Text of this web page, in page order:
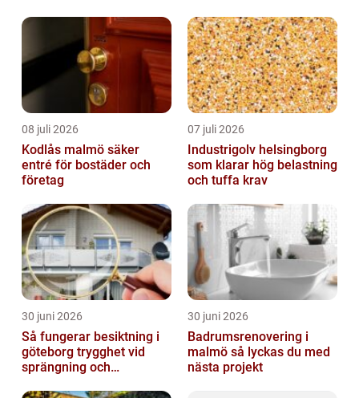
08 juli 2026
Kodlås malmö säker
entré för bostäder och
företag
07 juli 2026
Industrigolv helsingborg
som klarar hög belastning
och tuffa krav
30 juni 2026
Så fungerar besiktning i
göteborg trygghet vid
sprängning och
30 juni 2026
Badrumsrenovering i
malmö så lyckas du med
nästa projekt